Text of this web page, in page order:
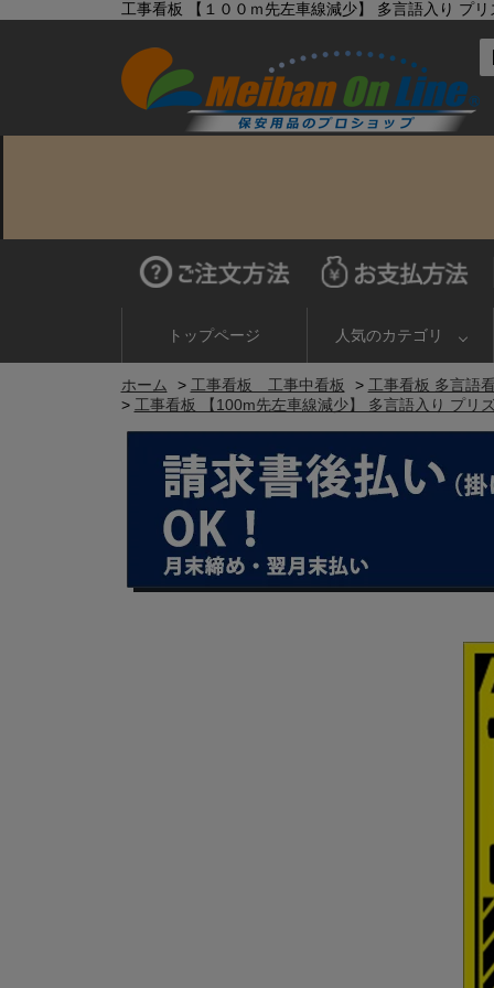
工事看板 【１００ｍ先左車線減少】 多言語入り プ
トップページ 人気のカテゴリ
ホーム > 工事看板 工事中看板 > 工事看板 多言語
> 工事看板 【100m先左車線減少】 多言語入り プリ